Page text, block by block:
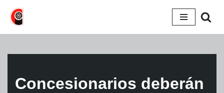
Saltar
Concesionarios deberán